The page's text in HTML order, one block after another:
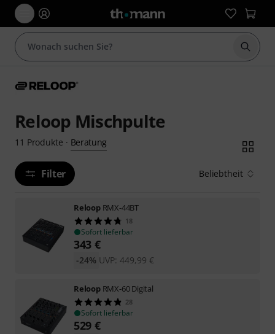
Suche
Reloop Mischpulte
11 Produkte · Beratung
Filter Beliebtheit
Reloop RMX-44BT
18
Sofort lieferbar
343 €
UVP: 449,99 €
-24%
Reloop RMX-60 Digital
28
Sofort lieferbar
529 €